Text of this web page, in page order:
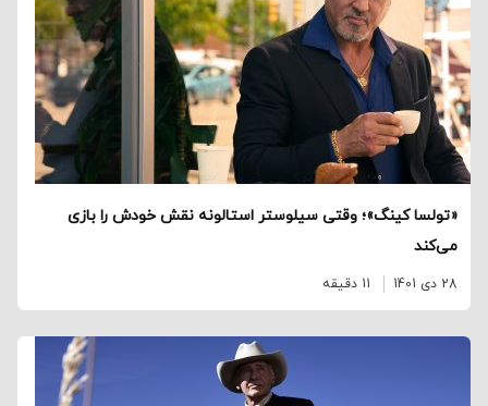
«تولسا کینگ»؛ وقتی سیلوستر استالونه نقش خودش را بازی
می‌کند
28 دی 1401 11 دقیقه